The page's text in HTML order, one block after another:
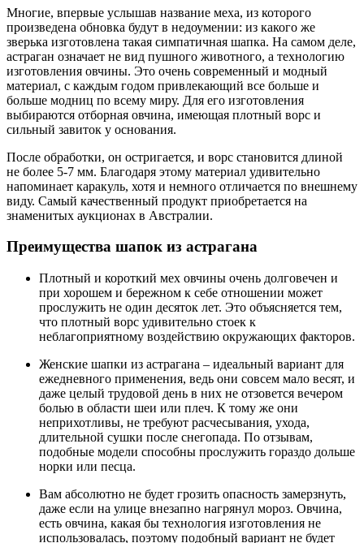
Многие, впервые услышав название меха, из которого
произведена обновка будут в недоумении: из какого же
зверька изготовлена такая симпатичная шапка. На самом деле,
астраган означает не вид пушного животного, а технологию
изготовления овчины. Это очень современный и модный
материал, с каждым годом привлекающий все больше и
больше модниц по всему миру. Для его изготовления
выбираются отборная овчина, имеющая плотный ворс и
сильный завиток у основания.
После обработки, он остригается, и ворс становится длиной
не более 5-7 мм. Благодаря этому материал удивительно
напоминает каракуль, хотя и немного отличается по внешнему
виду. Самый качественный продукт приобретается на
знаменитых аукционах в Австралии.
Преимущества шапок из астрагана
Плотный и короткий мех овчины очень долговечен и
при хорошем и бережном к себе отношении может
прослужить не один десяток лет. Это объясняется тем,
что плотный ворс удивительно стоек к
неблагоприятному воздействию окружающих факторов.
Женские шапки из астрагана – идеальный вариант для
ежедневного применения, ведь они совсем мало весят, и
даже целый трудовой день в них не отзовется вечером
болью в области шеи или плеч. К тому же они
неприхотливы, не требуют расчесывания, ухода,
длительной сушки после снегопада. По отзывам,
подобные модели способны прослужить гораздо дольше
норки или песца.
Вам абсолютно не будет грозить опасность замерзнуть,
даже если на улице внезапно нагрянул мороз. Овчина,
есть овчина, какая бы технология изготовления не
использовалась, поэтому подобный вариант не будет